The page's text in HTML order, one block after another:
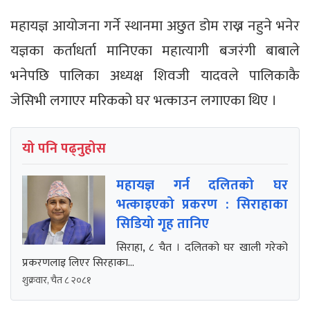
महायज्ञ आयोजना गर्ने स्थानमा अछुत डोम राख्न नहुने भनेर
यज्ञका कर्ताधर्ता मानिएका महात्यागी बजरंगी बाबाले
भनेपछि पालिका अध्यक्ष शिवजी यादवले पालिकाकै
जेसिभी लगाएर मरिकको घर भत्काउन लगाएका थिए ।
यो पनि पढ्नुहोस
महायज्ञ गर्न दलितको घर
भत्काइएको प्रकरण : सिराहाका
सिडियो गृह तानिए
सिराहा, ८ चैत । दलितको घर खाली गरेको
प्रकरणलाइ लिएर सिरहाका...
शुक्रवार, चैत ८ २०८१